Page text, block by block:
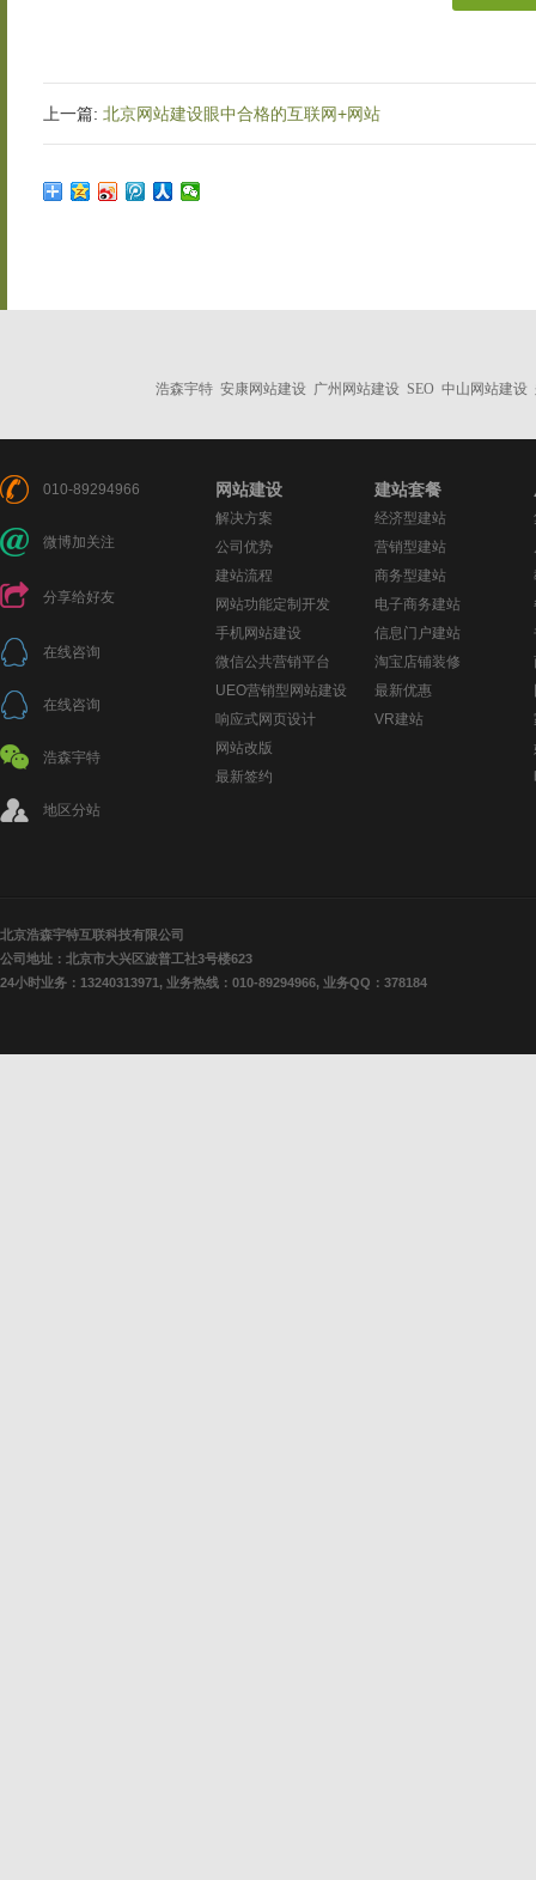
上一篇: 北京网站建设眼中合格的互联网+网站
浩森宇特 安康网站建设 广州网站建设 SEO 中山网站建设
010-89294966
微博加关注
分享给好友
在线咨询
在线咨询
浩森宇特
地区分站
网站建设
解决方案
公司优势
建站流程
网站功能定制开发
手机网站建设
微信公共营销平台
UEO营销型网站建设
响应式网页设计
网站改版
最新签约
建站套餐
经济型建站
营销型建站
商务型建站
电子商务建站
信息门户建站
淘宝店铺装修
最新优惠
VR建站
北京浩森宇特互联科技有限公司
公司地址：北京市大兴区波普工社3号楼623
24小时业务：13240313971, 业务热线：010-89294966, 业务QQ：378184